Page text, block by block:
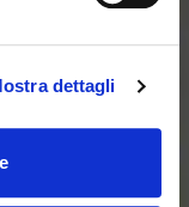
dettagli